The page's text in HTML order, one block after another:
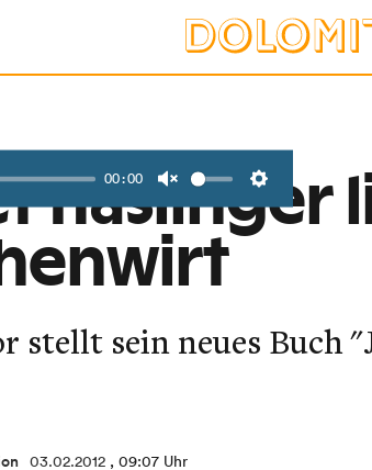
00:00
Unmute Settings
Haslinger
stellt sein neues Buch
03.02.2012 , 09:07 Uhr